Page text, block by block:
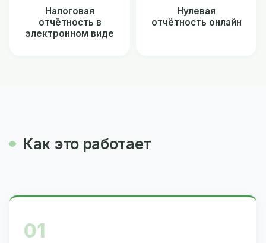
Налоговая
отчётность в
электронном виде
Нулевая
отчётность онлайн
Как это работает
01